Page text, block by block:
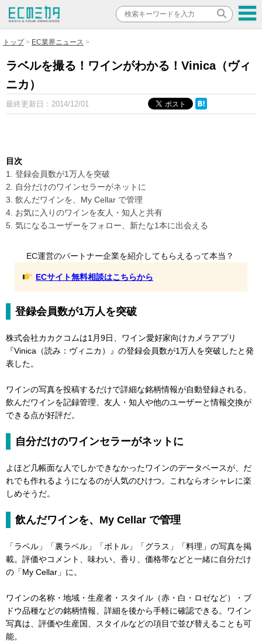
トップ EC業界ニュース
ラベルを撮る！ワインがわかる！Vinica（ヴィ
ニカ）
最終更新日： 2014/12/01
目次
1. 登録会員数が1万人を突破
2. 自分だけのワインセラーがネットに
3. 飲んだワインを、My Cellar で管理
4. お気に入りのワインを友人・知人と共有
5. 気になるユーザーをフォロー、新たな1本に出会える
EC運営のパートナー企業を紹介してもらえるって本当？
ECサイト無料相談はこちらから
登録会員数が1万人を突破
株式会社カカクコムは1月9日、ワイン愛好家向けカメラアプリ
『Vinica（読み：ヴィニカ）』の登録会員数が1万人を突破したと発
表した。
ワインの写真を投稿するだけで詳細な銘柄情報が自動登録される。
飲んだワインを記録管理、友人・知人や他のユーザーと情報交換が
できる点が好評だ。
自分だけのワインセラーがネットに
よほど几帳面な人でしかできなかったワインのデータベースが、だ
れでも作れるようになるのが人気のひけつ。これならオシャレに楽
しめそうだ。
飲んだワインを、My Cellar で管理
「ラベル」「裏ラベル」「ボトル」「グラス」「料理」の写真を掲
載。評価やコメント、味わい、香り、価格帯などと一緒に自分だけ
の「My Cellar」に。
ワインの名称・地域・生産者・スタイル（赤・白・ロゼなど）・ブ
ドウ品種などの銘柄情報、詳細を後から手軽に確認できる。ワイン
写真は、評価や生産国、スタイルなどの項⽬で並び替えることも可
能。